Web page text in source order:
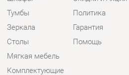
КОНТАКТЫ
Шоурум и склад самовывоза
Адрес: г. Екатеринбург, пер.
Базовый, 47
Телефон: +7 (903) 000-00-00